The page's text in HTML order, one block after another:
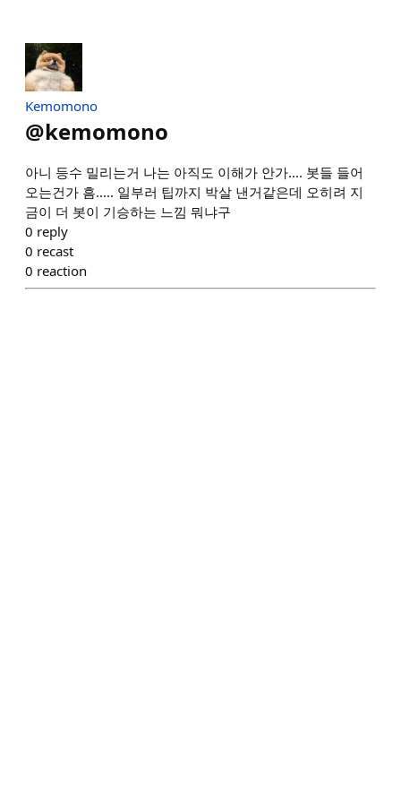
Kemomono
@kemomono
아니 등수 밀리는거 나는 아직도 이해가 안가.... 봇들 들어
오는건가 흠..... 일부러 팁까지 박살 낸거같은데 오히려 지
금이 더 봇이 기승하는 느낌 뭐냐구
0 reply
0 recast
0 reaction